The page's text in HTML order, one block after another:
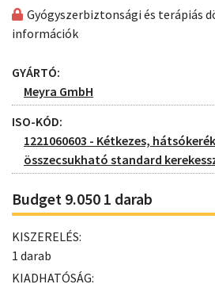
Gyógyszerbiztonsági és terápiás
információk
GYÁRTÓ:
Meyra GmbH
ISO-KÓD:
1221060603 - Kétkezes,
összecsukható standard
Budget 9.050 1 darab
KISZERELÉS:
1 darab
KIADHATÓSÁG: